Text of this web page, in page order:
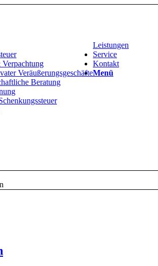
Leistungen
Veräußerungsgeschäfte
Beratung
Service
Kontakt
Menü